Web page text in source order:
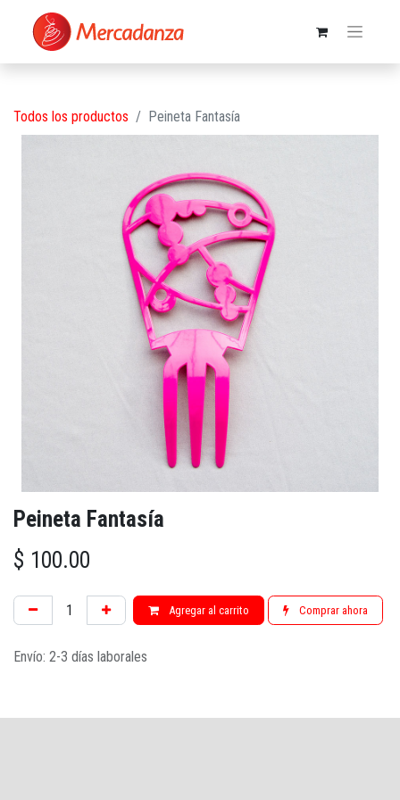
Todos los productos Peineta Fantasía
Peineta Fantasía
$ 100.00
Agregar al carrito Comprar ahora
Envío: 2-3 días laborales